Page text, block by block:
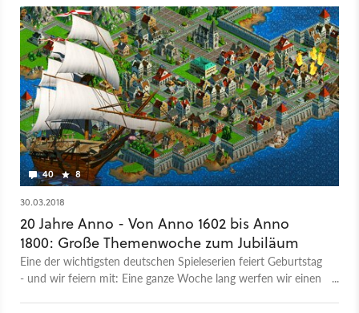
40 8
30.03.2018
20 Jahre Anno - Von Anno 1602 bis Anno
1800: Große Themenwoche zum Jubiläum
Eine der wichtigsten deutschen Spieleserien feiert Geburtstag
- und wir feiern mit: Eine ganze Woche lang werfen wir einen